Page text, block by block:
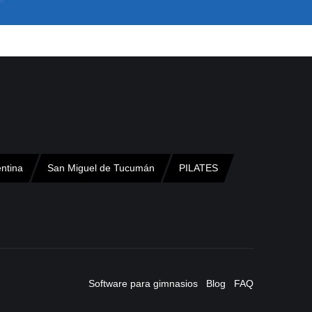
San Miguel de Tucumán PILATES
Software para gimnasios Blog FAQ